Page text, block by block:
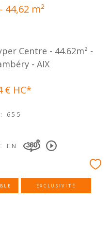
44,62 m²
Centre - 44.62m² -
- AIX
€ HC*
: 655
EN
EXCLUSIVITÉ